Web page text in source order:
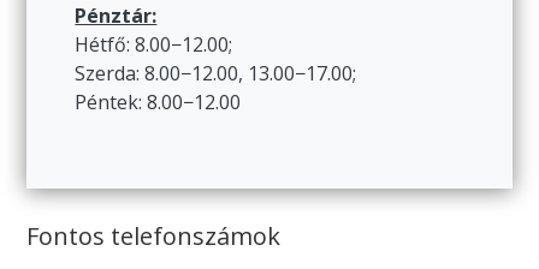
Pénztár:
Hétfő: 8.00−12.00;
Szerda: 8.00−12.00, 13.00−17.00;
Péntek: 8.00−12.00
Fontos telefonszámok